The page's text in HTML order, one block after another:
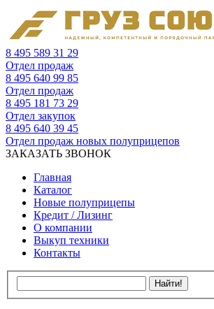
8 495 589 31 29
Отдел продаж
8 495 640 99 85
Отдел продаж
8 495 181 73 29
Отдел закупок
8 495 640 39 45
Отдел продаж новых полуприцепов
ЗАКАЗАТЬ ЗВОНОК
Главная
Каталог
Новые полуприцепы
Кредит / Лизинг
О компании
Выкуп техники
Контакты